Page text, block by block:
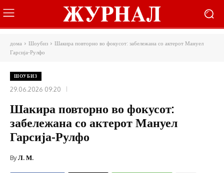
дома Шоубиз
Шакира повторно во фокусот: забележана со актерот Мануел
Гарсија-Рулфо
ШОУБИЗ
29.06.2026 09:20
Шакира повторно во фокусот:
забележана со актерот Мануел
Гарсија-Рулфо
ByЛ. М.